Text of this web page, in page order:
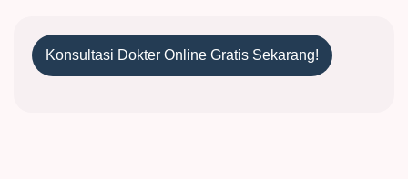
Konsultasi Dokter Online Gratis Sekarang!